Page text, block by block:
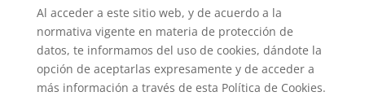
Al acceder a este sitio web, y de acuerdo a la
normativa vigente en materia de protección de
datos, te informamos del uso de cookies, dándote la
opción de aceptarlas expresamente y de acceder a
más información a través de esta Política de Cookies.